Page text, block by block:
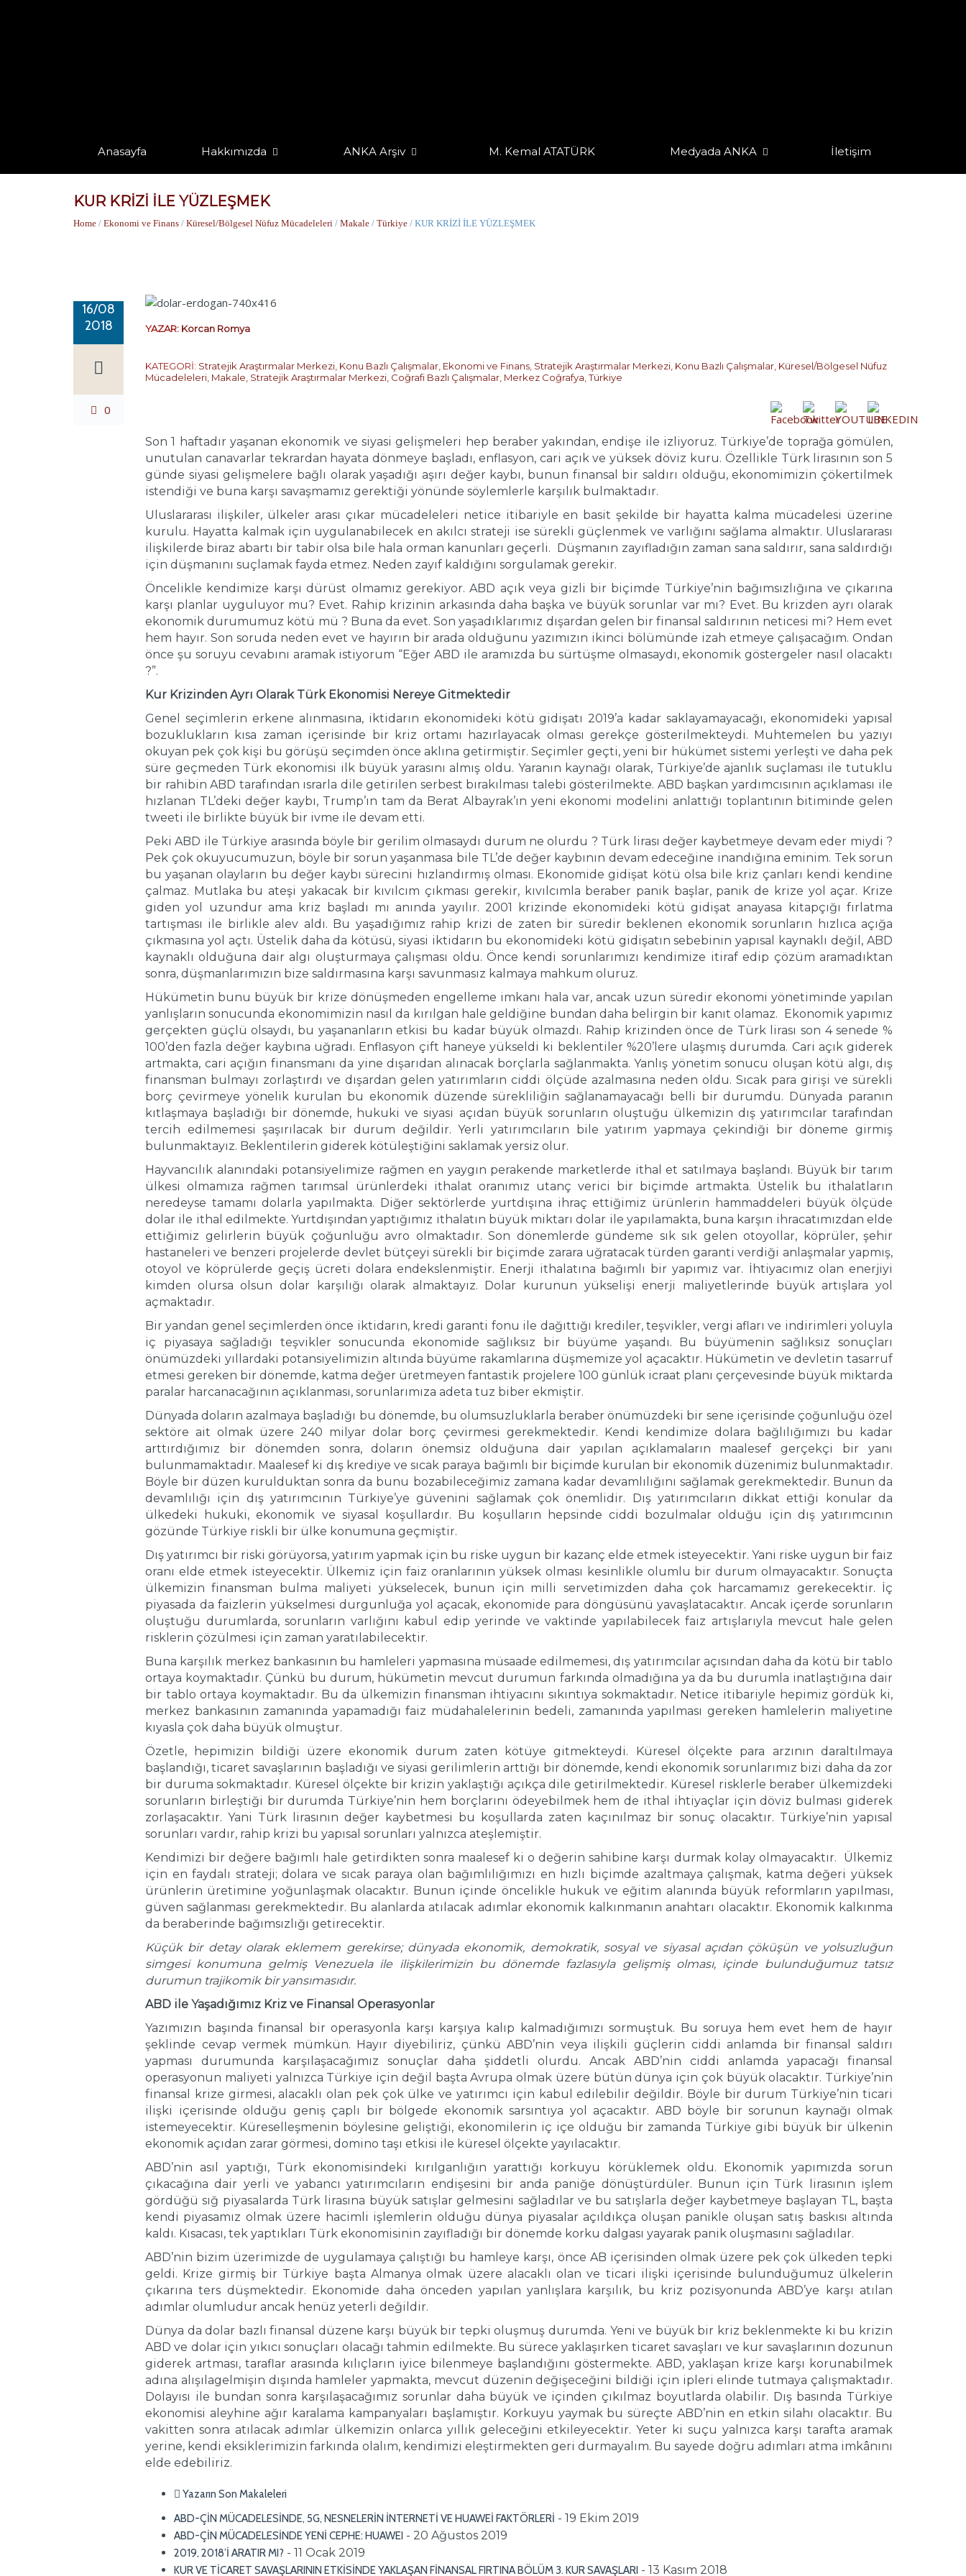
Anasayfa Hakkımızda ANKA Arşiv M. Kemal ATATÜRK Medyada ANKA İletişim
KUR KRİZİ İLE YÜZLEŞMEK
Home / Ekonomi ve Finans / Küresel/Bölgesel Nüfuz Mücadeleleri / Makale / Türkiye / KUR KRİZİ İLE YÜZLEŞMEK
16/08
2018
0
YAZAR: Korcan Romya
KATEGORİ: Stratejik Araştırmalar Merkezi, Konu Bazlı Çalışmalar, Ekonomi ve Finans, Stratejik Araştırmalar Merkezi, Konu Bazlı Çalışmalar, Küresel/Bölgesel Nüfuz
Mücadeleleri, Makale, Stratejik Araştırmalar Merkezi, Coğrafi Bazlı Çalışmalar, Merkez Coğrafya,Türkiye
Son 1 haftadır yaşanan ekonomik ve siyasi gelişmeleri hep beraber yakından, endişe ile izliyoruz. Türkiye’de toprağa gömülen,
unutulan canavarlar tekrardan hayata dönmeye başladı, enflasyon, cari açık ve yüksek döviz kuru. Özellikle Türk lirasının son 5
günde siyasi gelişmelere bağlı olarak yaşadığı aşırı değer kaybı, bunun finansal bir saldırı olduğu, ekonomimizin çökertilmek
istendiği ve buna karşı savaşmamız gerektiği yönünde söylemlerle karşılık bulmaktadır.
Uluslararası ilişkiler, ülkeler arası çıkar mücadeleleri netice itibariyle en basit şekilde bir hayatta kalma mücadelesi üzerine
kurulu. Hayatta kalmak için uygulanabilecek en akılcı strateji ise sürekli güçlenmek ve varlığını sağlama almaktır. Uluslararası
ilişkilerde biraz abartı bir tabir olsa bile hala orman kanunları geçerli. Düşmanın zayıfladığın zaman sana saldırır, sana saldırdığı
için düşmanını suçlamak fayda etmez. Neden zayıf kaldığını sorgulamak gerekir.
Öncelikle kendimize karşı dürüst olmamız gerekiyor. ABD açık veya gizli bir biçimde Türkiye’nin bağımsızlığına ve çıkarına
karşı planlar uyguluyor mu? Evet. Rahip krizinin arkasında daha başka ve büyük sorunlar var mı? Evet. Bu krizden ayrı olarak
ekonomik durumumuz kötü mü ? Buna da evet. Son yaşadıklarımız dışardan gelen bir finansal saldırının neticesi mi? Hem evet
hem hayır. Son soruda neden evet ve hayırın bir arada olduğunu yazımızın ikinci bölümünde izah etmeye çalışacağım. Ondan
önce şu soruyu cevabını aramak istiyorum “Eğer ABD ile aramızda bu sürtüşme olmasaydı, ekonomik göstergeler nasıl olacaktı
?”.
Kur Krizinden Ayrı Olarak Türk Ekonomisi Nereye Gitmektedir
Genel seçimlerin erkene alınmasına, iktidarın ekonomideki kötü gidişatı 2019’a kadar saklayamayacağı, ekonomideki yapısal
bozuklukların kısa zaman içerisinde bir kriz ortamı hazırlayacak olması gerekçe gösterilmekteydi. Muhtemelen bu yazıyı
okuyan pek çok kişi bu görüşü seçimden önce aklına getirmiştir. Seçimler geçti, yeni bir hükümet sistemi yerleşti ve daha pek
süre geçmeden Türk ekonomisi ilk büyük yarasını almış oldu. Yaranın kaynağı olarak, Türkiye’de ajanlık suçlaması ile tutuklu
bir rahibin ABD tarafından ısrarla dile getirilen serbest bırakılması talebi gösterilmekte. ABD başkan yardımcısının açıklaması ile
hızlanan TL’deki değer kaybı, Trump’ın tam da Berat Albayrak’ın yeni ekonomi modelini anlattığı toplantının bitiminde gelen
tweeti ile birlikte büyük bir ivme ile devam etti.
Peki ABD ile Türkiye arasında böyle bir gerilim olmasaydı durum ne olurdu ? Türk lirası değer kaybetmeye devam eder miydi ?
Pek çok okuyucumuzun, böyle bir sorun yaşanmasa bile TL’de değer kaybının devam edeceğine inandığına eminim. Tek sorun
bu yaşanan olayların bu değer kaybı sürecini hızlandırmış olması. Ekonomide gidişat kötü olsa bile kriz çanları kendi kendine
çalmaz. Mutlaka bu ateşi yakacak bir kıvılcım çıkması gerekir, kıvılcımla beraber panik başlar, panik de krize yol açar. Krize
giden yol uzundur ama kriz başladı mı anında yayılır. 2001 krizinde ekonomideki kötü gidişat anayasa kitapçığı fırlatma
tartışması ile birlikle alev aldı. Bu yaşadığımız rahip krizi de zaten bir süredir beklenen ekonomik sorunların hızlıca açığa
çıkmasına yol açtı. Üstelik daha da kötüsü, siyasi iktidarın bu ekonomideki kötü gidişatın sebebinin yapısal kaynaklı değil, ABD
kaynaklı olduğuna dair algı oluşturmaya çalışması oldu. Önce kendi sorunlarımızı kendimize itiraf edip çözüm aramadıktan
sonra, düşmanlarımızın bize saldırmasına karşı savunmasız kalmaya mahkum oluruz.
Hükümetin bunu büyük bir krize dönüşmeden engelleme imkanı hala var, ancak uzun süredir ekonomi yönetiminde yapılan
yanlışların sonucunda ekonomimizin nasıl da kırılgan hale geldiğine bundan daha belirgin bir kanıt olamaz. Ekonomik yapımız
gerçekten güçlü olsaydı, bu yaşananların etkisi bu kadar büyük olmazdı. Rahip krizinden önce de Türk lirası son 4 senede %
100’den fazla değer kaybına uğradı. Enflasyon çift haneye yükseldi ki beklentiler %20’lere ulaşmış durumda. Cari açık giderek
artmakta, cari açığın finansmanı da yine dışarıdan alınacak borçlarla sağlanmakta. Yanlış yönetim sonucu oluşan kötü algı, dış
finansman bulmayı zorlaştırdı ve dışardan gelen yatırımların ciddi ölçüde azalmasına neden oldu. Sıcak para girişi ve sürekli
borç çevirmeye yönelik kurulan bu ekonomik düzende sürekliliğin sağlanamayacağı belli bir durumdu. Dünyada paranın
kıtlaşmaya başladığı bir dönemde, hukuki ve siyasi açıdan büyük sorunların oluştuğu ülkemizin dış yatırımcılar tarafından
tercih edilmemesi şaşırılacak bir durum değildir. Yerli yatırımcıların bile yatırım yapmaya çekindiği bir döneme girmiş
bulunmaktayız. Beklentilerin giderek kötüleştiğini saklamak yersiz olur.
Hayvancılık alanındaki potansiyelimize rağmen en yaygın perakende marketlerde ithal et satılmaya başlandı. Büyük bir tarım
ülkesi olmamıza rağmen tarımsal ürünlerdeki ithalat oranımız utanç verici bir biçimde artmakta. Üstelik bu ithalatların
neredeyse tamamı dolarla yapılmakta. Diğer sektörlerde yurtdışına ihraç ettiğimiz ürünlerin hammaddeleri büyük ölçüde
dolar ile ithal edilmekte. Yurtdışından yaptığımız ithalatın büyük miktarı dolar ile yapılamakta, buna karşın ihracatımızdan elde
ettiğimiz gelirlerin büyük çoğunluğu avro olmaktadır. Son dönemlerde gündeme sık sık gelen otoyollar, köprüler, şehir
hastaneleri ve benzeri projelerde devlet bütçeyi sürekli bir biçimde zarara uğratacak türden garanti verdiği anlaşmalar yapmış,
otoyol ve köprülerde geçiş ücreti dolara endekslenmiştir. Enerji ithalatına bağımlı bir yapımız var. İhtiyacımız olan enerjiyi
kimden olursa olsun dolar karşılığı olarak almaktayız. Dolar kurunun yükselişi enerji maliyetlerinde büyük artışlara yol
açmaktadır.
Bir yandan genel seçimlerden önce iktidarın, kredi garanti fonu ile dağıttığı krediler, teşvikler, vergi afları ve indirimleri yoluyla
iç piyasaya sağladığı teşvikler sonucunda ekonomide sağlıksız bir büyüme yaşandı. Bu büyümenin sağlıksız sonuçları
önümüzdeki yıllardaki potansiyelimizin altında büyüme rakamlarına düşmemize yol açacaktır. Hükümetin ve devletin tasarruf
etmesi gereken bir dönemde, katma değer üretmeyen fantastik projelere 100 günlük icraat planı çerçevesinde büyük miktarda
paralar harcanacağının açıklanması, sorunlarımıza adeta tuz biber ekmiştir.
Dünyada doların azalmaya başladığı bu dönemde, bu olumsuzluklarla beraber önümüzdeki bir sene içerisinde çoğunluğu özel
sektöre ait olmak üzere 240 milyar dolar borç çevirmesi gerekmektedir. Kendi kendimize dolara bağlılığımızı bu kadar
arttırdığımız bir dönemden sonra, doların önemsiz olduğuna dair yapılan açıklamaların maalesef gerçekçi bir yanı
bulunmamaktadır. Maalesef ki dış krediye ve sıcak paraya bağımlı bir biçimde kurulan bir ekonomik düzenimiz bulunmaktadır.
Böyle bir düzen kurulduktan sonra da bunu bozabileceğimiz zamana kadar devamlılığını sağlamak gerekmektedir. Bunun da
devamlılığı için dış yatırımcının Türkiye’ye güvenini sağlamak çok önemlidir. Dış yatırımcıların dikkat ettiği konular da
ülkedeki hukuki, ekonomik ve siyasal koşullardır. Bu koşulların hepsinde ciddi bozulmalar olduğu için dış yatırımcının
gözünde Türkiye riskli bir ülke konumuna geçmiştir.
Dış yatırımcı bir riski görüyorsa, yatırım yapmak için bu riske uygun bir kazanç elde etmek isteyecektir. Yani riske uygun bir faiz
oranı elde etmek isteyecektir. Ülkemiz için faiz oranlarının yüksek olması kesinlikle olumlu bir durum olmayacaktır. Sonuçta
ülkemizin finansman bulma maliyeti yükselecek, bunun için milli servetimizden daha çok harcamamız gerekecektir. İç
piyasada da faizlerin yükselmesi durgunluğa yol açacak, ekonomide para döngüsünü yavaşlatacaktır. Ancak içerde sorunların
oluştuğu durumlarda, sorunların varlığını kabul edip yerinde ve vaktinde yapılabilecek faiz artışlarıyla mevcut hale gelen
risklerin çözülmesi için zaman yaratılabilecektir.
Buna karşılık merkez bankasının bu hamleleri yapmasına müsaade edilmemesi, dış yatırımcılar açısından daha da kötü bir tablo
ortaya koymaktadır. Çünkü bu durum, hükümetin mevcut durumun farkında olmadığına ya da bu durumla inatlaştığına dair
bir tablo ortaya koymaktadır. Bu da ülkemizin finansman ihtiyacını sıkıntıya sokmaktadır. Netice itibariyle hepimiz gördük ki,
merkez bankasının zamanında yapamadığı faiz müdahalelerinin bedeli, zamanında yapılması gereken hamlelerin maliyetine
kıyasla çok daha büyük olmuştur.
Özetle, hepimizin bildiği üzere ekonomik durum zaten kötüye gitmekteydi. Küresel ölçekte para arzının daraltılmaya
başlandığı, ticaret savaşlarının başladığı ve siyasi gerilimlerin arttığı bir dönemde, kendi ekonomik sorunlarımız bizi daha da zor
bir duruma sokmaktadır. Küresel ölçekte bir krizin yaklaştığı açıkça dile getirilmektedir. Küresel risklerle beraber ülkemizdeki
sorunların birleştiği bir durumda Türkiye’nin hem borçlarını ödeyebilmek hem de ithal ihtiyaçlar için döviz bulması giderek
zorlaşacaktır. Yani Türk lirasının değer kaybetmesi bu koşullarda zaten kaçınılmaz bir sonuç olacaktır. Türkiye’nin yapısal
sorunları vardır, rahip krizi bu yapısal sorunları yalnızca ateşlemiştir.
Kendimizi bir değere bağımlı hale getirdikten sonra maalesef ki o değerin sahibine karşı durmak kolay olmayacaktır. Ülkemiz
için en faydalı strateji; dolara ve sıcak paraya olan bağımlılığımızı en hızlı biçimde azaltmaya çalışmak, katma değeri yüksek
ürünlerin üretimine yoğunlaşmak olacaktır. Bunun içinde öncelikle hukuk ve eğitim alanında büyük reformların yapılması,
güven sağlanması gerekmektedir. Bu alanlarda atılacak adımlar ekonomik kalkınmanın anahtarı olacaktır. Ekonomik kalkınma
da beraberinde bağımsızlığı getirecektir.
Küçük bir detay olarak eklemem gerekirse; dünyada ekonomik, demokratik, sosyal ve siyasal açıdan çöküşün ve yolsuzluğun
simgesi konumuna gelmiş Venezuela ile ilişkilerimizin bu dönemde fazlasıyla gelişmiş olması, içinde bulunduğumuz tatsız
durumun trajikomik bir yansımasıdır.
ABD ile Yaşadığımız Kriz ve Finansal Operasyonlar
Yazımızın başında finansal bir operasyonla karşı karşıya kalıp kalmadığımızı sormuştuk. Bu soruya hem evet hem de hayır
şeklinde cevap vermek mümkün. Hayır diyebiliriz, çünkü ABD’nin veya ilişkili güçlerin ciddi anlamda bir finansal saldırı
yapması durumunda karşılaşacağımız sonuçlar daha şiddetli olurdu. Ancak ABD’nin ciddi anlamda yapacağı finansal
operasyonun maliyeti yalnızca Türkiye için değil başta Avrupa olmak üzere bütün dünya için çok büyük olacaktır. Türkiye’nin
finansal krize girmesi, alacaklı olan pek çok ülke ve yatırımcı için kabul edilebilir değildir. Böyle bir durum Türkiye’nin ticari
ilişki içerisinde olduğu geniş çaplı bir bölgede ekonomik sarsıntıya yol açacaktır. ABD böyle bir sorunun kaynağı olmak
istemeyecektir. Küreselleşmenin böylesine geliştiği, ekonomilerin iç içe olduğu bir zamanda Türkiye gibi büyük bir ülkenin
ekonomik açıdan zarar görmesi, domino taşı etkisi ile küresel ölçekte yayılacaktır.
ABD’nin asıl yaptığı, Türk ekonomisindeki kırılganlığın yarattığı korkuyu körüklemek oldu. Ekonomik yapımızda sorun
çıkacağına dair yerli ve yabancı yatırımcıların endişesini bir anda paniğe dönüştürdüler. Bunun için Türk lirasının işlem
gördüğü sığ piyasalarda Türk lirasına büyük satışlar gelmesini sağladılar ve bu satışlarla değer kaybetmeye başlayan TL, başta
kendi piyasamız olmak üzere hacimli işlemlerin olduğu dünya piyasalar açıldıkça oluşan panikle oluşan satış baskısı altında
kaldı. Kısacası, tek yaptıkları Türk ekonomisinin zayıfladığı bir dönemde korku dalgası yayarak panik oluşmasını sağladılar.
ABD’nin bizim üzerimizde de uygulamaya çalıştığı bu hamleye karşı, önce AB içerisinden olmak üzere pek çok ülkeden tepki
geldi. Krize girmiş bir Türkiye başta Almanya olmak üzere alacaklı olan ve ticari ilişki içerisinde bulunduğumuz ülkelerin
çıkarına ters düşmektedir. Ekonomide daha önceden yapılan yanlışlara karşılık, bu kriz pozisyonunda ABD’ye karşı atılan
adımlar olumludur ancak henüz yeterli değildir.
Dünya da dolar bazlı finansal düzene karşı büyük bir tepki oluşmuş durumda. Yeni ve büyük bir kriz beklenmekte ki bu krizin
ABD ve dolar için yıkıcı sonuçları olacağı tahmin edilmekte. Bu sürece yaklaşırken ticaret savaşları ve kur savaşlarının dozunun
giderek artması, taraflar arasında kılıçların iyice bilenmeye başlandığını göstermekte. ABD, yaklaşan krize karşı korunabilmek
adına alışılagelmişin dışında hamleler yapmakta, mevcut düzenin değişeceğini bildiği için ipleri elinde tutmaya çalışmaktadır.
Dolayısı ile bundan sonra karşılaşacağımız sorunlar daha büyük ve içinden çıkılmaz boyutlarda olabilir. Dış basında Türkiye
ekonomisi aleyhine ağır karalama kampanyaları başlamıştır. Korkuyu yaymak bu süreçte ABD’nin en etkin silahı olacaktır. Bu
vakitten sonra atılacak adımlar ülkemizin onlarca yıllık geleceğini etkileyecektir. Yeter ki suçu yalnızca karşı tarafta aramak
yerine, kendi eksiklerimizin farkında olalım, kendimizi eleştirmekten geri durmayalım. Bu sayede doğru adımları atma imkânını
elde edebiliriz.
Yazarın Son Makaleleri
ABD-ÇİN MÜCADELESİNDE, 5G, NESNELERİN İNTERNETİ VE HUAWEİ FAKTÖRLERİ - 19 Ekim 2019
ABD-ÇİN MÜCADELESİNDE YENİ CEPHE: HUAWEI - 20 Ağustos 2019
2019, 2018’İ ARATIR MI? - 11 Ocak 2019
KUR VE TİCARET SAVAŞLARININ ETKİSİNDE YAKLAŞAN FİNANSAL FIRTINA BÖLÜM 3. KUR SAVAŞLARI - 13 Kasım 2018